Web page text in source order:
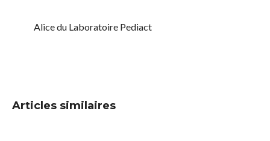
Alice du Laboratoire Pediact
Articles similaires